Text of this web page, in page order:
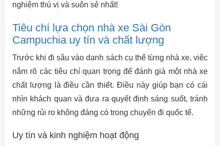
nghiệm thú vị và suôn sẻ nhất!
Tiêu chí lựa chọn nhà xe Sài Gòn
Campuchia uy tín và chất lượng
Trước khi đi sâu vào danh sách cụ thể từng nhà xe, việc
nắm rõ các tiêu chí quan trọng để đánh giá một nhà xe
chất lượng là điều cần thiết. Điều này giúp bạn có cái
nhìn khách quan và đưa ra quyết định sáng suốt, tránh
những rủi ro không đáng có trong chuyến đi quốc tế.
Uy tín và kinh nghiệm hoạt động